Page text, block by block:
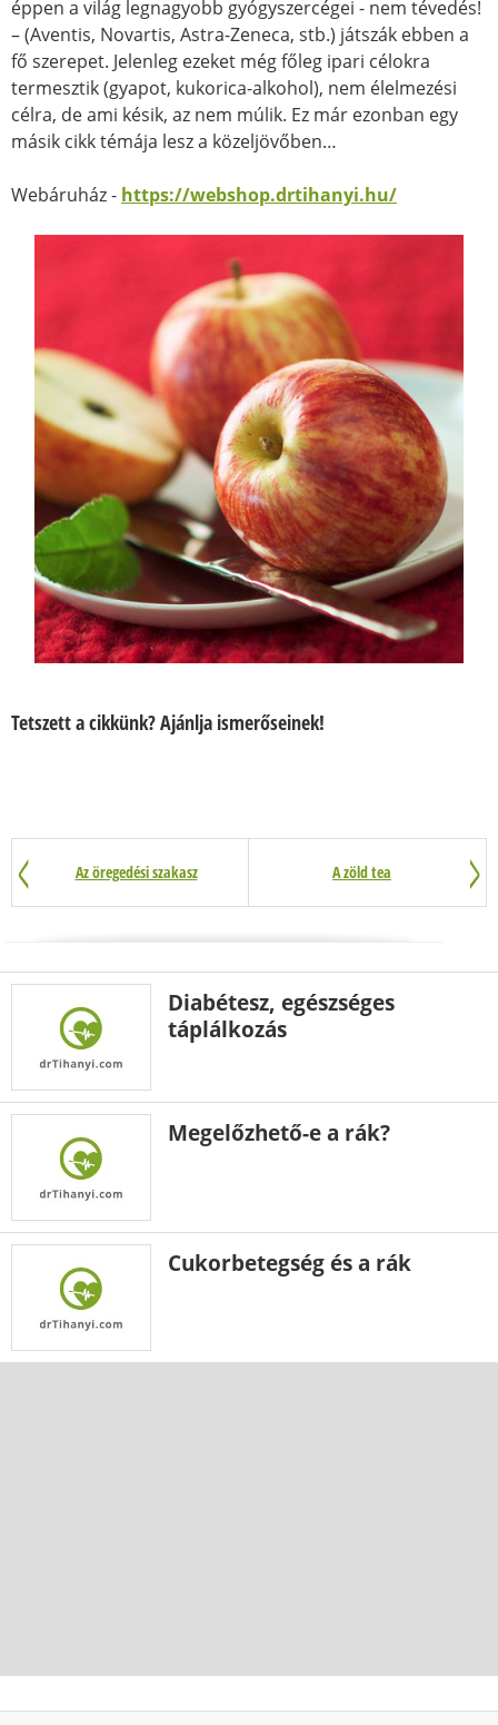
éppen a világ legnagyobb gyógyszercégei - nem tévedés!
– (Aventis, Novartis, Astra-Zeneca, stb.) játszák ebben a
fő szerepet. Jelenleg ezeket még főleg ipari célokra
termesztik (gyapot, kukorica-alkohol), nem élelmezési
célra, de ami késik, az nem múlik. Ez már ezonban egy
másik cikk témája lesz a közeljövőben…
Webáruház - https://webshop.drtihanyi.hu/
Tetszett a cikkünk? Ajánlja ismerőseinek!
Az öregedési szakasz A zöld tea
Diabétesz, egészséges
táplálkozás
Megelőzhető-e a rák?
Cukorbetegség és a rák